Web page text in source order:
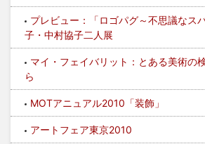
プレビュー：「ロゴパグ～不思議なス
子・中村協子二人展
マイ・フェイバリット：とある美術の
ら
MOTアニュアル2010「装飾」
アートフェア東京2010